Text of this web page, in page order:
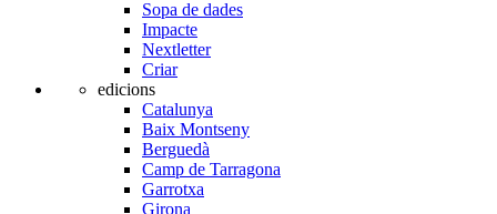
Sopa de dades
Impacte
Nextletter
Criar
edicions
Catalunya
Baix Montseny
Berguedà
Camp de Tarragona
Garrotxa
Girona